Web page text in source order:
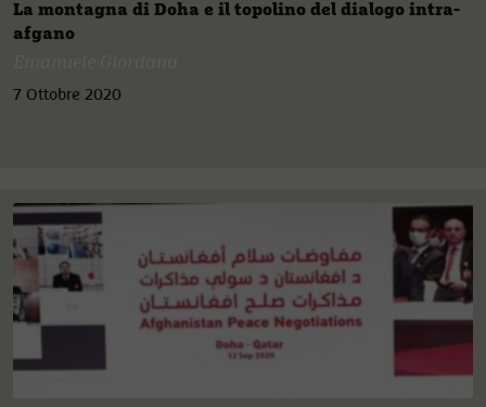
La montagna di Doha e il topolino del dialogo intra-
afgano
7 Ottobre 2020